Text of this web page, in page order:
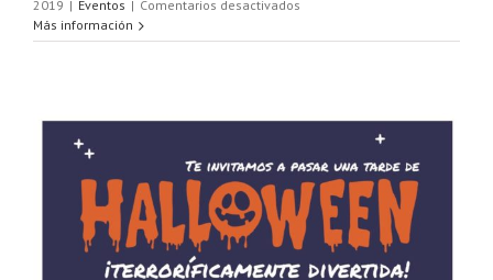
2019 | Eventos | Comentarios desactivados
Halloween
Más información